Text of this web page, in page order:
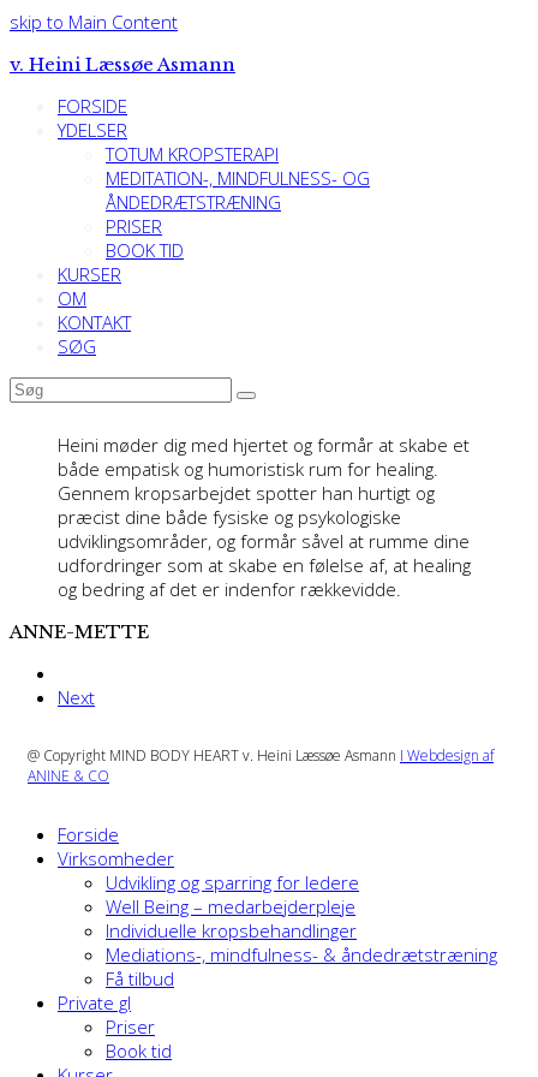
skip to Main Content
v. Heini Læssøe Asmann
FORSIDE
YDELSER
TOTUM KROPSTERAPI
MEDITATION-, MINDFULNESS- OG
ÅNDEDRÆTSTRÆNING
PRISER
BOOK TID
KURSER
OM
KONTAKT
SØG
Søg
Submit
Heini møder dig med hjertet og formår at skabe et
både empatisk og humoristisk rum for healing.
Gennem kropsarbejdet spotter han hurtigt og
præcist dine både fysiske og psykologiske
udviklingsområder, og formår såvel at rumme dine
udfordringer som at skabe en følelse af, at healing
og bedring af det er indenfor rækkevidde.
ANNE-METTE
next
Next
@ Copyright MIND BODY HEART v. Heini Læssøe Asmann I Webdesign af
ANINE & CO
Forside
Virksomheder
Udvikling og sparring for ledere
Well Being – medarbejderpleje
Individuelle kropsbehandlinger
Mediations-, mindfulness- & åndedrætstræning
Få tilbud
Private gl
Priser
Book tid